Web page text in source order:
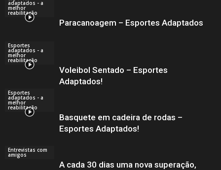
adaptados - a
melhor
reabilitação
Paracanoagem – Esportes Adaptados
Esportes
adaptados - a
melhor
reabilitação
Voleibol Sentado – Esportes
Adaptados!
Esportes
adaptados - a
melhor
reabilitação
Basquete em cadeira de rodas –
Esportes Adaptados!
Entrevistas com
amigos
A cada 30 dias uma nova superação,